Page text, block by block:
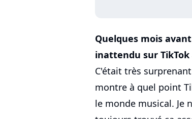
Quelques mois
inattendu sur TikTok
C'était très
montre à quel point
le monde musical. Je